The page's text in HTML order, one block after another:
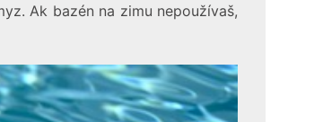
Ak bazén na zimu nepoužívaš,